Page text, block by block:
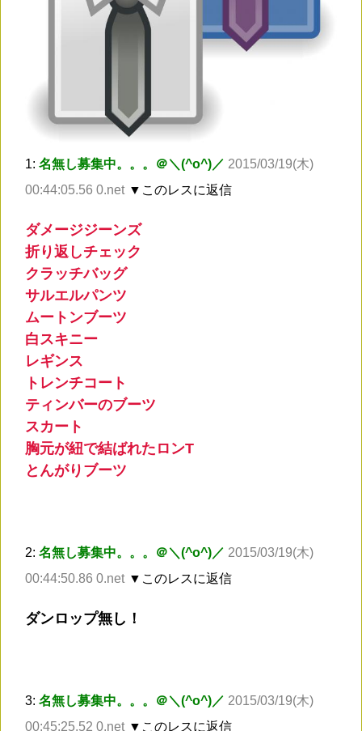
1: 名無し募集中。。。＠＼(^o^)／ 2015/03/19(木)
00:44:05.56 0.net ▼このレスに返信
ダメージジーンズ
折り返しチェック
クラッチバッグ
サルエルパンツ
ムートンブーツ
白スキニー
レギンス
トレンチコート
ティンバーのブーツ
スカート
胸元が紐で結ばれたロンT
とんがりブーツ
2: 名無し募集中。。。＠＼(^o^)／ 2015/03/19(木)
00:44:50.86 0.net ▼このレスに返信
ダンロップ無し！
3: 名無し募集中。。。＠＼(^o^)／ 2015/03/19(木)
00:45:25.52 0.net ▼このレスに返信